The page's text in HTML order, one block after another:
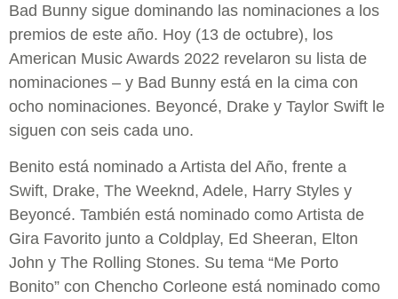
Bad Bunny sigue dominando las nominaciones a los
premios de este año. Hoy (13 de octubre), los
American Music Awards 2022 revelaron su lista de
nominaciones – y Bad Bunny está en la cima con
ocho nominaciones. Beyoncé, Drake y Taylor Swift le
siguen con seis cada uno.
Benito está nominado a Artista del Año, frente a
Swift, Drake, The Weeknd, Adele, Harry Styles y
Beyoncé. También está nominado como Artista de
Gira Favorito junto a Coldplay, Ed Sheeran, Elton
John y The Rolling Stones. Su tema “Me Porto
Bonito” con Chencho Corleone está nominado como